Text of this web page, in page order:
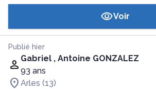
Voir
Publié hier
Gabriel , Antoine GONZALEZ
93 ans
Arles (13)